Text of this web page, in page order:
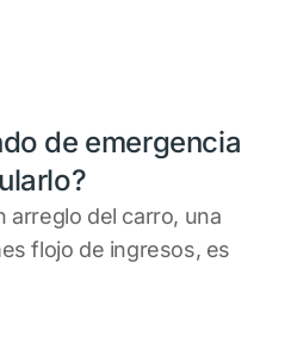
de emergencia
arreglo del carro, una
flojo de ingresos, es